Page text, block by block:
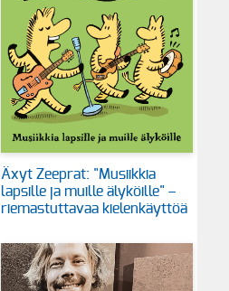
Äxyt Zeeprat: "Musiikkia
lapsille ja muille älyköille" –
riemastuttavaa kielenkäyttöä